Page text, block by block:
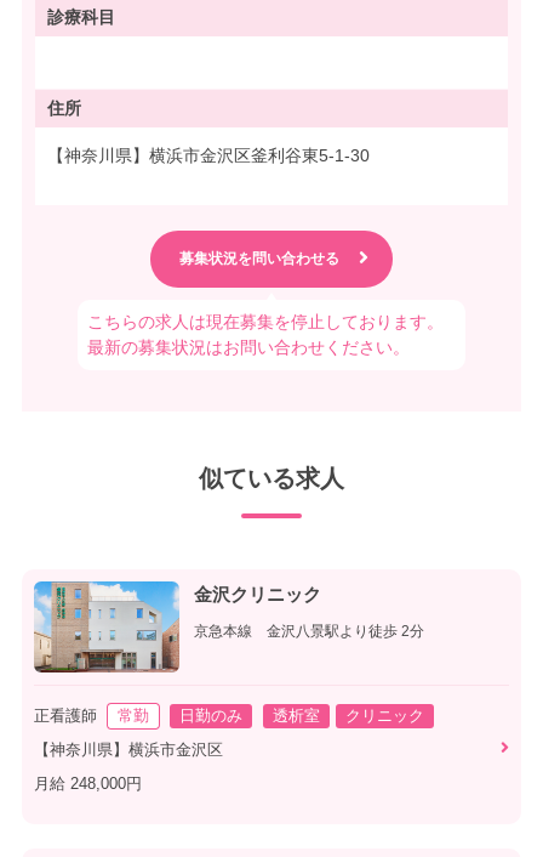
診療科目
住所
【神奈川県】横浜市金沢区釜利谷東5-1-30
こちらの求人は現在募集を停止しております。
最新の募集状況はお問い合わせください。
似ている求人
金沢クリニック
京急本線 金沢八景駅より徒歩 2分
正看護師 常勤 日勤のみ 透析室
クリニック
【神奈川県】横浜市金沢区
月給 248,000円